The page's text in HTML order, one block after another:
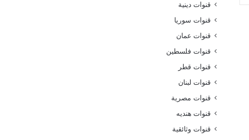
قنوات دينية
قنوات سوريا
قنوات عمان
قنوات فلسطين
قنوات قطر
قنوات لبنان
قنوات مصرية
قنوات هنديه
قنوات وثائقية